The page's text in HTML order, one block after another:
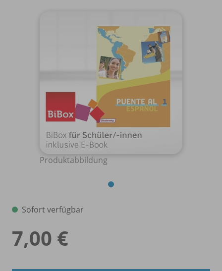
Produktabbildung
Sofort verfügbar
7,00 €